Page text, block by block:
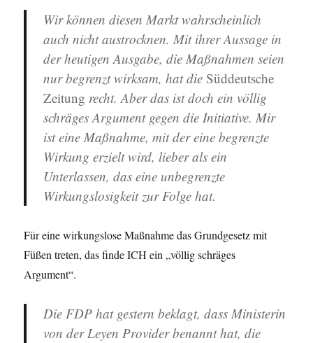
Wir können diesen Markt wahrscheinlich
auch nicht austrocknen. Mit ihrer Aussage in
der heutigen Ausgabe, die Maßnahmen seien
nur begrenzt wirksam, hat die Süddeutsche
Zeitung recht. Aber das ist doch ein völlig
schräges Argument gegen die Initiative. Mir
ist eine Maßnahme, mit der eine begrenzte
Wirkung erzielt wird, lieber als ein
Unterlassen, das eine unbegrenzte
Wirkungslosigkeit zur Folge hat.
Für eine wirkungslose Maßnahme das Grundgesetz mit
Füßen treten, das finde ICH ein „völlig schräges
Argument“.
Die FDP hat gestern beklagt, dass Ministerin
von der Leyen Provider benannt hat, die